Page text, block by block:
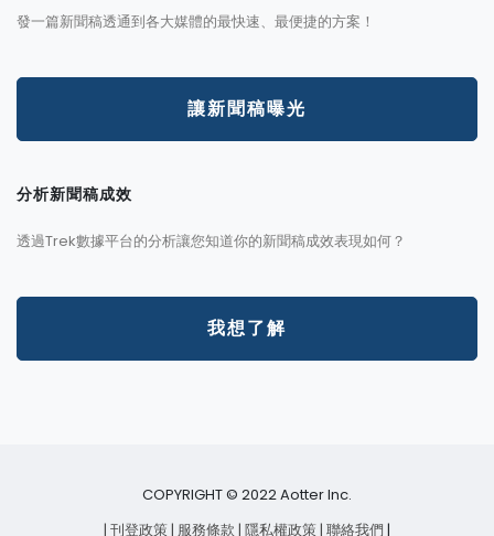
發一篇新聞稿透通到各大媒體的最快速、最便捷的方案！
讓新聞稿曝光
分析新聞稿成效
透過Trek數據平台的分析讓您知道你的新聞稿成效表現如何？
我想了解
COPYRIGHT © 2022 Aotter Inc.
| 刊登政策| 服務條款| 隱私權政策| 聯絡我們 |